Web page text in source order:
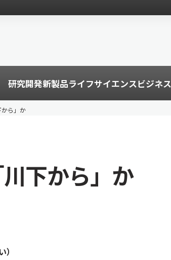
研究開発新製品ライフサイエンスビジネス
から」か
川下から」か